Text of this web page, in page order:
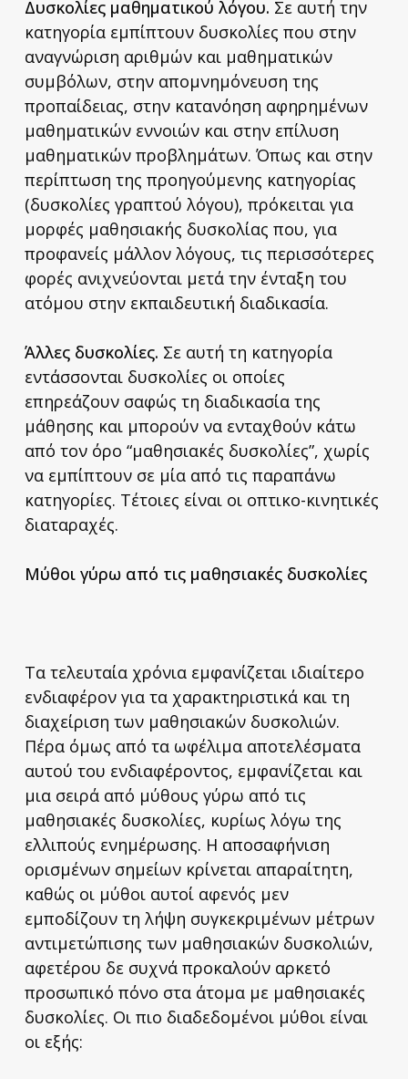
Δυσκολίες μαθηματικού λόγου. Σε αυτή την
κατηγορία εμπίπτουν δυσκολίες που στην
αναγνώριση αριθμών και μαθηματικών
συμβόλων, στην απομνημόνευση της
προπαίδειας, στην κατανόηση αφηρημένων
μαθηματικών εννοιών και στην επίλυση
μαθηματικών προβλημάτων. Όπως και στην
περίπτωση της προηγούμενης κατηγορίας
(δυσκολίες γραπτού λόγου), πρόκειται για
μορφές μαθησιακής δυσκολίας που, για
προφανείς μάλλον λόγους, τις περισσότερες
φορές ανιχνεύονται μετά την ένταξη του
ατόμου στην εκπαιδευτική διαδικασία.
Άλλες δυσκολίες. Σε αυτή τη κατηγορία
εντάσσονται δυσκολίες οι οποίες
επηρεάζουν σαφώς τη διαδικασία της
μάθησης και μπορούν να ενταχθούν κάτω
από τον όρο “μαθησιακές δυσκολίες”, χωρίς
να εμπίπτουν σε μία από τις παραπάνω
κατηγορίες. Τέτοιες είναι οι οπτικο-κινητικές
διαταραχές.
Μύθοι γύρω από τις μαθησιακές δυσκολίες
Τα τελευταία χρόνια εμφανίζεται ιδιαίτερο
ενδιαφέρον για τα χαρακτηριστικά και τη
διαχείριση των μαθησιακών δυσκολιών.
Πέρα όμως από τα ωφέλιμα αποτελέσματα
αυτού του ενδιαφέροντος, εμφανίζεται και
μια σειρά από μύθους γύρω από τις
μαθησιακές δυσκολίες, κυρίως λόγω της
ελλιπούς ενημέρωσης. Η αποσαφήνιση
ορισμένων σημείων κρίνεται απαραίτητη,
καθώς οι μύθοι αυτοί αφενός μεν
εμποδίζουν τη λήψη συγκεκριμένων μέτρων
αντιμετώπισης των μαθησιακών δυσκολιών,
αφετέρου δε συχνά προκαλούν αρκετό
προσωπικό πόνο στα άτομα με μαθησιακές
δυσκολίες. Οι πιο διαδεδομένοι μύθοι είναι
οι εξής: